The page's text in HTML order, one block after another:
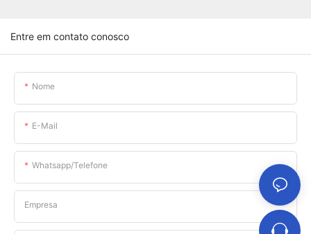
Entre em contato conosco
Nome
E-Mail
Whatsapp/telefone
Empresa